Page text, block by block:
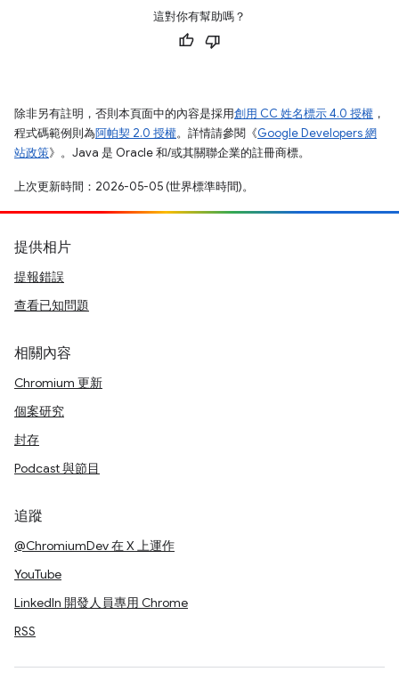
這對你有幫助嗎？
除非另有註明，否則本頁面中的內容是採用創用 CC 姓名標示 4.0 授權 ，
程式碼範例則為阿帕契 2.0 授權。詳情請參閱《Google Developers 網
站政策》。Java 是 Oracle 和/或其關聯企業的註冊商標。
上次更新時間：2026-05-05 (世界標準時間)。
提供相片
提報錯誤
查看已知問題
相關內容
Chromium 更新
個案研究
封存
Podcast 與節目
追蹤
@ChromiumDev 在 X 上運作
YouTube
LinkedIn 開發人員專用 Chrome
RSS